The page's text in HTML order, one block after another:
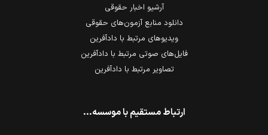
ارتباط مستقیم با موسسه...
آرشیو اخبار حقوقی
دانلود منابع آزمون‌های حقوقی
ویدیوهای مرتبط با دادآفرین
فایل‌های صوتی مرتبط با دادآفرین
تصاویر مرتبط با دادآفرین